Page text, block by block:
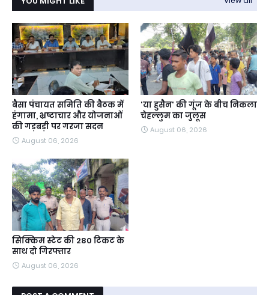
बैसा पंचायत समिति की बैठक में
हंगामा, भ्रष्टाचार और योजनाओं
की गड़बड़ी पर गरजा सदन
August 06, 2026
'या हुसैन' की गूंज के बीच निकला
चेहल्लुम का जुलूस
August 06, 2026
सिक्किम स्टेट की 280 टिकट के
साथ दो गिरफ्तार
August 06, 2026